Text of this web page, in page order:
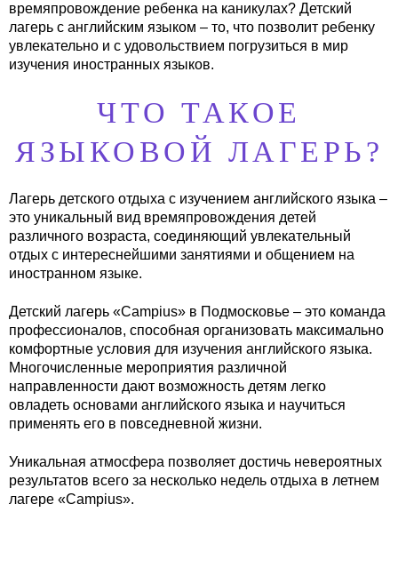
времяпровождение ребенка на каникулах? Детский
лагерь с английским языком – то, что позволит ребенку
увлекательно и с удовольствием погрузиться в мир
изучения иностранных языков.
ЧТО ТАКОЕ
ЯЗЫКОВОЙ ЛАГЕРЬ?
Лагерь детского отдыха с изучением английского языка –
это уникальный вид времяпровождения детей
различного возраста, соединяющий увлекательный
отдых с интереснейшими занятиями и общением на
иностранном языке.
Детский лагерь «Campius» в Подмосковье – это команда
профессионалов, способная организовать максимально
комфортные условия для изучения английского языка.
Многочисленные мероприятия различной
направленности дают возможность детям легко
овладеть основами английского языка и научиться
применять его в повседневной жизни.
Уникальная атмосфера позволяет достичь невероятных
результатов всего за несколько недель отдыха в летнем
лагере «Campius».